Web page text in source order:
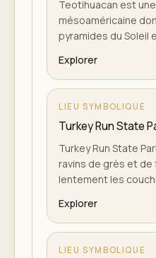
Teotihuacan est
mésoaméricaine
pyramides du Soleil
Explorer
LIEU SYMBOLIQUE
Turkey Run State
Turkey Run State
ravins de grès et de
lentement les
Explorer
LIEU SYMBOLIQUE